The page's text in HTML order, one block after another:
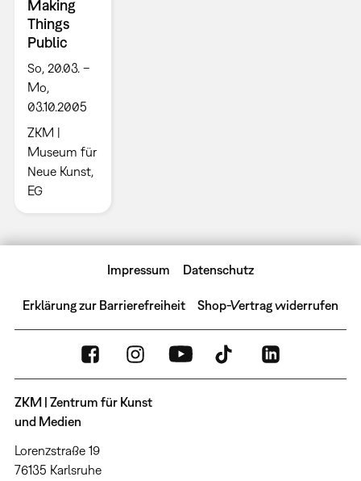
Making
Things
Public
So, 20.03. –
Mo,
03.10.2005
ZKM |
Museum für
Neue Kunst,
EG
Impressum Datenschutz
Erklärung zur Barrierefreiheit Shop-Vertrag widerrufen
ZKM | Zentrum für Kunst
und Medien
Lorenzstraße 19
76135 Karlsruhe